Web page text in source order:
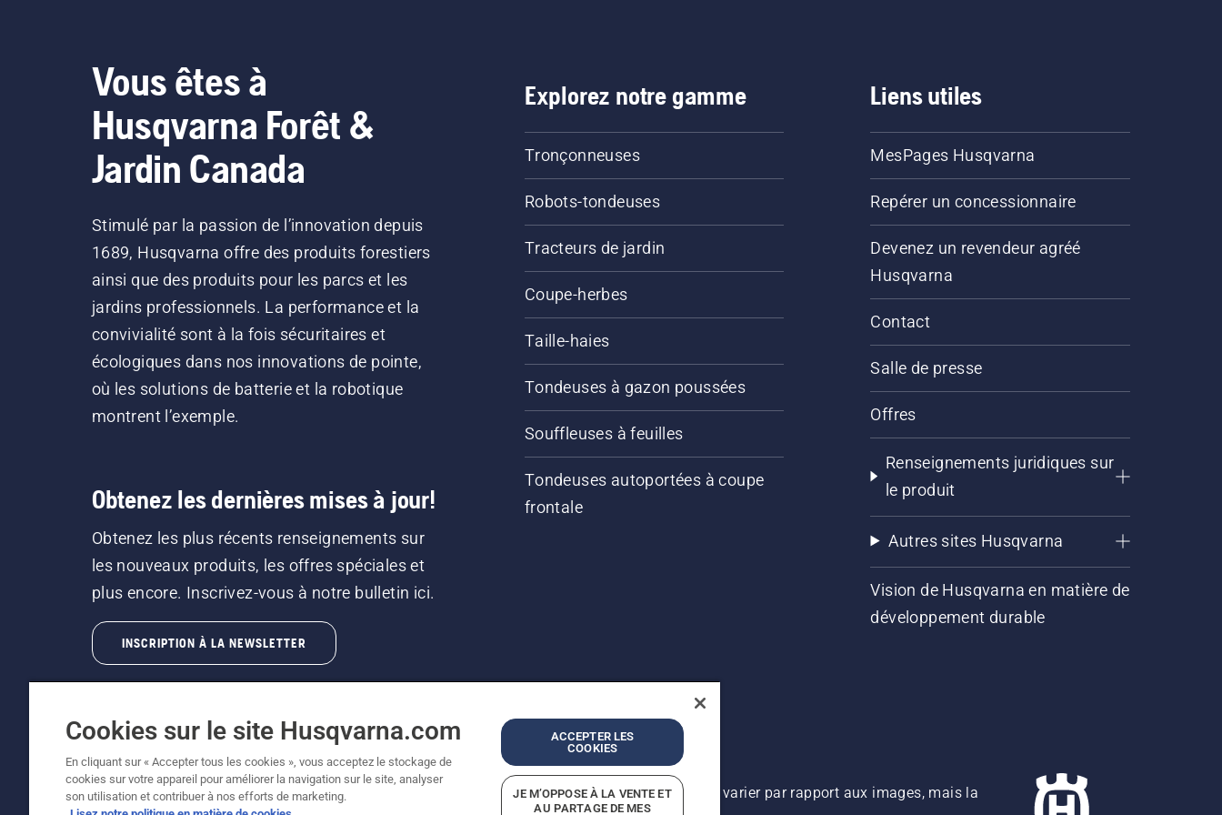
Vous êtes à
Husqvarna Forêt &
Jardin Canada
Stimulé par la passion de l’innovation depuis
1689, Husqvarna offre des produits forestiers
ainsi que des produits pour les parcs et les
jardins professionnels. La performance et la
convivialité sont à la fois sécuritaires et
écologiques dans nos innovations de pointe,
où les solutions de batterie et la robotique
montrent l’exemple.
Obtenez les dernières mises à jour!
Obtenez les plus récents renseignements sur
les nouveaux produits, les offres spéciales et
plus encore. Inscrivez-vous à notre bulletin ici.
INSCRIPTION À LA NEWSLETTER
Explorez notre gamme
Tronçonneuses
Robots-tondeuses
Tracteurs de jardin
Coupe-herbes
Taille-haies
Tondeuses à gazon poussées
Souffleuses à feuilles
Tondeuses autoportées à coupe
frontale
Liens utiles
MesPages Husqvarna
Repérer un concessionnaire
Devenez un revendeur agréé
Husqvarna
Contact
Salle de presse
Offres
Renseignements juridiques sur
le produit
Autres sites Husqvarna
Vision de Husqvarna en matière de
développement durable
©2026 Husqvarna AB (publ.). En raison de l'amélioration continue, le produit peut légèrement varier par rapport aux images, mais la
Cookies sur le site Husqvarna.com
En cliquant sur « Accepter tous les cookies », vous acceptez le stockage de
cookies sur votre appareil pour améliorer la navigation sur le site, analyser
son utilisation et contribuer à nos efforts de marketing.
ACCEPTER LES
COOKIES
JE M’OPPOSE À LA VENTE ET
AU PARTAGE DE MES